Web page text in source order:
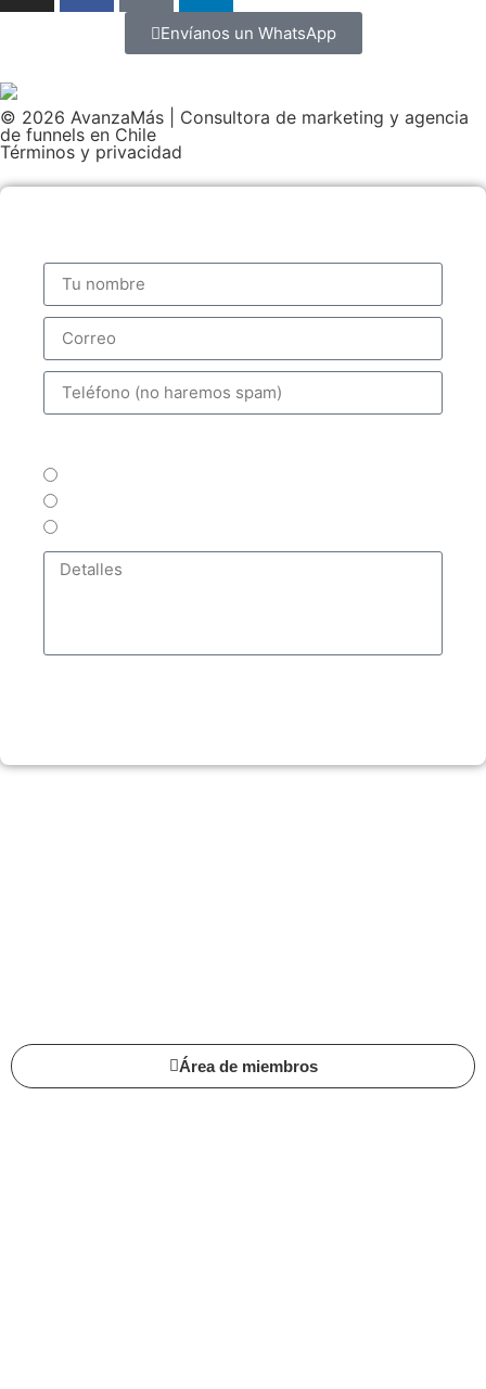
Envíanos un WhatsApp
© 2026 AvanzaMás | Consultora de marketing y agencia
de funnels en Chile
Términos y privacidad
Área de miembros